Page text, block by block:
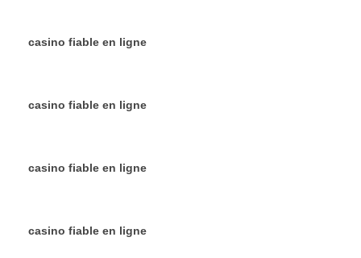
casino fiable en ligne
casino fiable en ligne
casino fiable en ligne
casino fiable en ligne